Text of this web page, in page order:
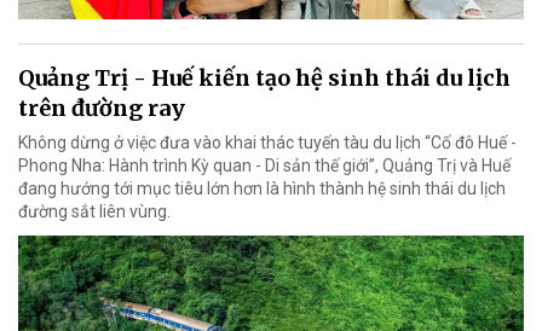
Quảng Trị - Huế kiến tạo hệ sinh thái du lịch
trên đường ray
Không dừng ở việc đưa vào khai thác tuyến tàu du lịch “Cố đô Huế -
Phong Nha: Hành trình Kỳ quan - Di sản thế giới”, Quảng Trị và Huế
đang hướng tới mục tiêu lớn hơn là hình thành hệ sinh thái du lịch
đường sắt liên vùng.